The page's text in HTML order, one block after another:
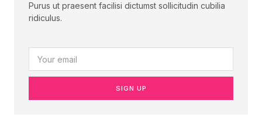
Purus ut praesent facilisi dictumst sollicitudin cubilia
ridiculus.
SIGN UP